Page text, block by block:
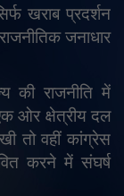
खराब प्रदर्शन
जनाधार
की राजनीति में
ओर क्षेत्रीय दल
तो वहीं कांग्रेस
करने में संघर्ष